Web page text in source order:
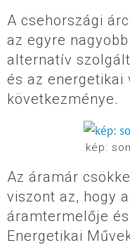
A csehországi
az egyre
alternatív
és az energetikai
következménye.
kép:
Az áramár
viszont az, hogy
áramtermelője
Energetikai